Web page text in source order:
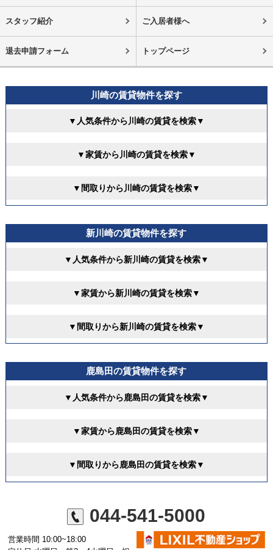
スタッフ紹介 ご入居者様へ
退去申請フォーム トップページ
川崎の賃貸物件を探す
▼人気条件から川崎の賃貸を検索▼
▼家賃から川崎の賃貸を検索▼
▼間取りから川崎の賃貸を検索▼
新川崎の賃貸物件を探す
▼人気条件から新川崎の賃貸を検索▼
▼家賃から新川崎の賃貸を検索▼
▼間取りから新川崎の賃貸を検索▼
鹿島田の賃貸物件を探す
▼人気条件から鹿島田の賃貸を検索▼
▼家賃から鹿島田の賃貸を検索▼
▼間取りから鹿島田の賃貸を検索▼
044-541-5000
営業時間 10:00~18:00